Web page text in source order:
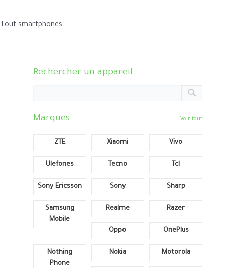
Tout smartphones
Rechercher un appareil
Marques Voir tout
ZTE Xiaomi Vivo
Ulefones Tecno Tcl
Sony Ericsson Sony Sharp
Samsung
Mobile
Realme Razer
Oppo OnePlus
Nothing
Phone
Nokia Motorola